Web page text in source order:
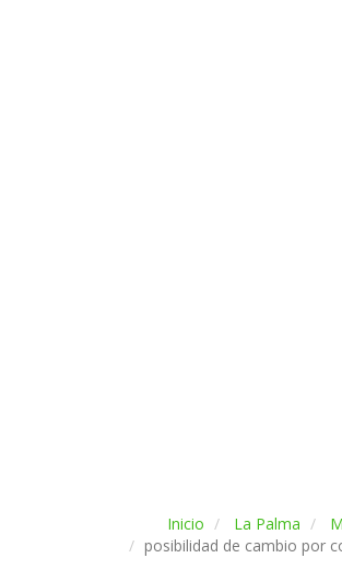
Inicio La Palma
posibilidad de cambio por